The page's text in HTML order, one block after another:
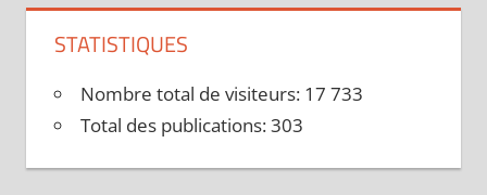
STATISTIQUES
Nombre total de visiteurs: 17 733
Total des publications:303